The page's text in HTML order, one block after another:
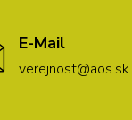
E-Mail
verejnost@aos.sk